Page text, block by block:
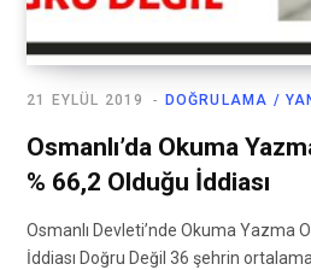
DOĞRULAMA /
21 EYLÜL 2019
Osmanlı’da Okuma
% 66,2 Olduğu İddiası
Osmanlı Devleti’nde Okuma Yazma
İddiası Doğru Değil 36 şehrin